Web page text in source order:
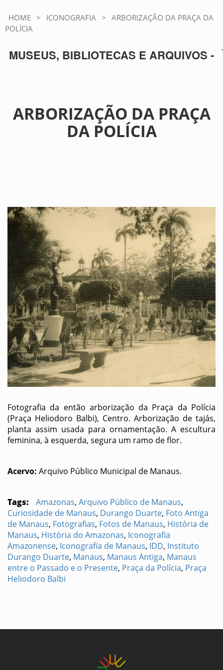
HOME > ICONOGRAFIA > ARBORIZAÇÃO DA PRAÇA DA
POLÍCIA
MUSEUS, BIBLIOTECAS E ARQUIVOS -
ARBORIZAÇÃO DA PRAÇA
DA POLÍCIA
Fotografia da então arborização da Praça da Polícia
(Praça Heliodoro Balbi), Centro. Arborização de tajás,
planta assim usada para ornamentação. A escultura
feminina, à esquerda, segura um ramo de flor.
Acervo: Arquivo Público Municipal de Manaus.
Tags: Amazonas, Arquivo Público de Manaus,
Curiosidade de Manaus, Durango Duarte, Foto Antiga
de Manaus, Fotografias, Fotos de Manaus, História de
Manaus, História do Amazonas, Iconografia
Amazonense, Iconografia de Manaus, IDD, Instituto
Durango Duarte, Manaus, Manaus Antiga, Manaus
entre o Passado e o Presente, Praça da Polícia, Praça
Heliodoro Balbi